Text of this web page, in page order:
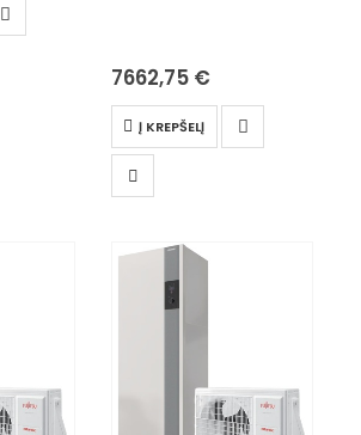
7662,75 €
Į KREPŠELĮ